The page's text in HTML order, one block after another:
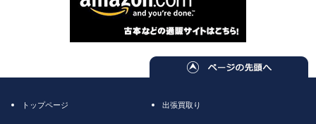
トップページ 出張買取り